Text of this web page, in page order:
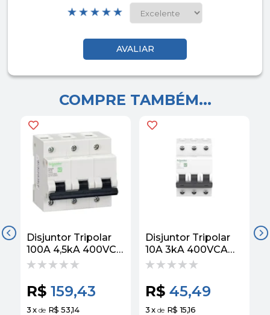
COMPRE TAMBÉM...
Disjuntor Tripolar
100A 4,5kA 400VCA
Curva C EZ9F33391
R$ 159,43
3x de R$ 53,14
Disjuntor Tripolar
10A 3kA 400VCA
Curva C EZ9F33310
R$ 45,49
3x de R$ 15,16